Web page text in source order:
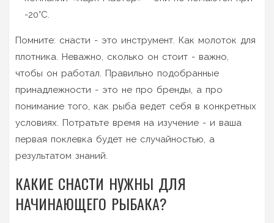
-20°C.
Помните: снасти - это инструмент. Как молоток для
плотника. Неважно, сколько он стоит - важно,
чтобы он работал. Правильно подобранные
принадлежности - это не про бренды, а про
понимание того, как рыба ведет себя в конкретных
условиях. Потратьте время на изучение - и ваша
первая поклевка будет не случайностью, а
результатом знаний.
КАКИЕ СНАСТИ НУЖНЫ ДЛЯ
НАЧИНАЮЩЕГО РЫБАКА?